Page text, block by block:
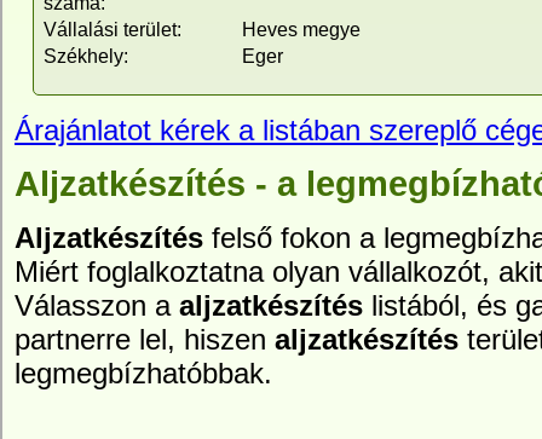
Vállalási terület:
Heves megye
Székhely:
Eger
Árajánlatot kérek a listában szereplő
Aljzatkészítés - a
Aljzatkészítés felső fokon a
Miért foglalkoztatna olyan vállalkozót,
Válasszon a aljzatkészítés listából, és
partnerre lel, hiszen aljzatkészítés
legmegbízhatóbbak.